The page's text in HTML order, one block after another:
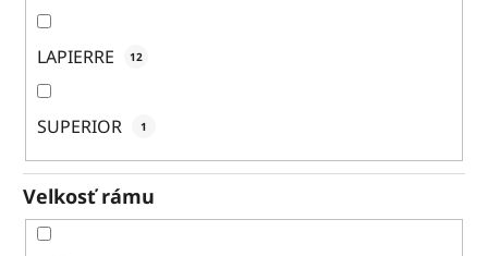
LAPIERRE 12
SUPERIOR 1
Velkosť rámu